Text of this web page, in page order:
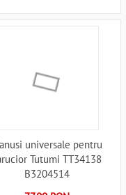
universale pentru
Tutumi TT34138
B3204514